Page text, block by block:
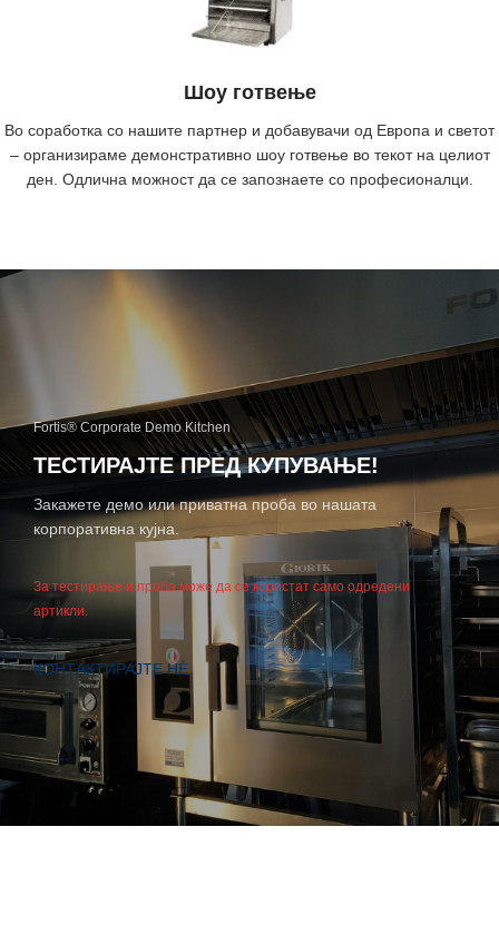
Шоу готвење
Во соработка со нашите партнер и добавувачи од Европа и светот
– организираме демонстративно шоу готвење во текот на целиот
ден. Одлична можност да се запознаете со професионалци.
Fortis® Corporate Demo Kitchen
ТЕСТИРАЈТЕ ПРЕД КУПУВАЊЕ!
Закажете демо или приватна проба во нашата
корпоративна кујна.
За тестирање и проба може да се користат само одредени
артикли.
КОНТАКТИРАЈТЕ НÈ